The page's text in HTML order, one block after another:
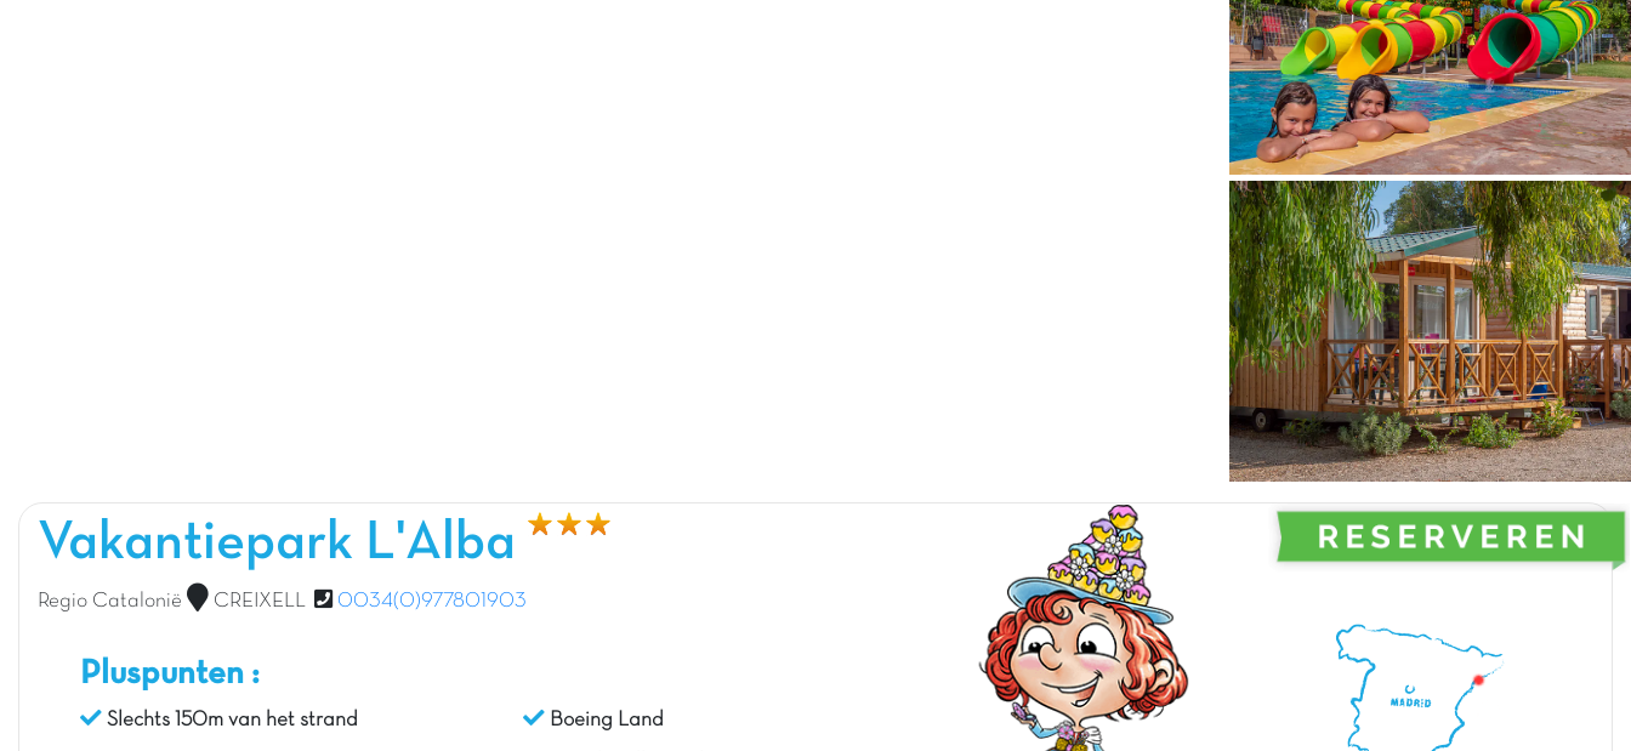
Vakantiepark L'Alba
Regio Catalonië CREIXELL 0034(0)977801903
Pluspunten :
Slechts 150m van het strand Boeing Land